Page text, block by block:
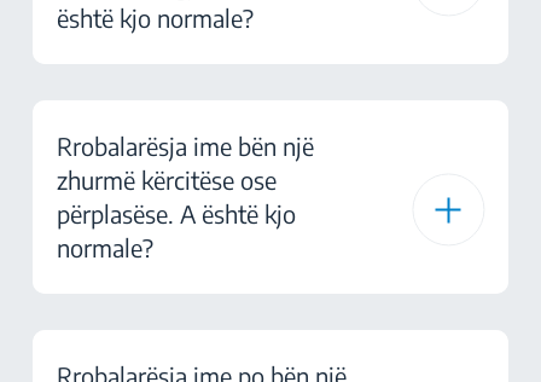
është kjo normale?
Rrobalarësja ime bën një
zhurmë kërcitëse ose
përplasëse. A është kjo
normale?
Rrobalarësja ime po bën një